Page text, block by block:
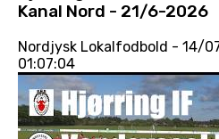
Kanal Nord - 21/6-2026
Nordjysk Lokalfodbold - 14/
01:07:04